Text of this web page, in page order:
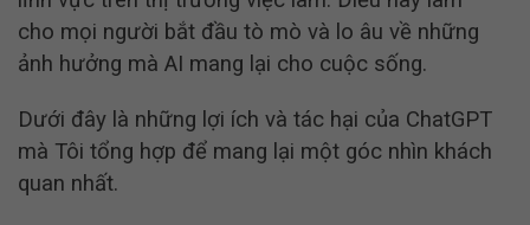
cho mọi người bắt đầu tò mò và lo âu về những
ảnh hưởng mà AI mang lại cho cuộc sống.
Dưới đây là những lợi ích và tác hại của ChatGPT
mà Tôi tổng hợp để mang lại một góc nhìn khách
quan nhất.